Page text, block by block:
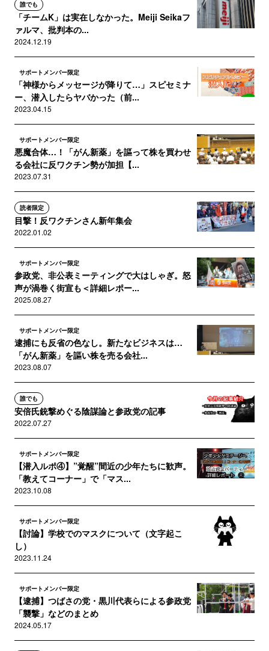
誰でも
「チームK」は実在しなかった。Meiji Seikaフ
ァルマ、批判本の...
2024.12.19
サポートメンバー限定
「神様からメッセージが降りて…」スピセミナ
ー、潜入したらヤバかった（前...
2023.04.15
サポートメンバー限定
悪魔合体…！「がん新薬」を謳って株を買わせ
る会社に反ワクチン勢が加担【...
2023.07.31
読者限定
目撃！反ワクチンさん新年集会
2022.01.02
サポートメンバー限定
参政党、非公表ミーティングで大はしゃぎ。怒
声が渦巻く街宣も＜詳細レポー...
2025.08.27
サポートメンバー限定
逮捕にも反省の色なし。新たなビジネスは…
「がん新薬」を謳い株を売る会社...
2023.08.07
誰でも
安倍氏銃撃めぐる陰謀論と参政党の記事
2022.07.27
サポートメンバー限定
【潜入ルポ④】”覚醒”間近の少年たちに歓声。
「教えてコーナー」で「マス...
2023.10.08
サポートメンバー限定
【討論】学校でのマスクについて（文字起こ
し）
2023.11.24
サポートメンバー限定
【逮捕】つばさの党・黒川代表らによる参政党
「襲撃」などのまとめ
2024.05.17